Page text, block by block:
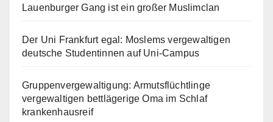
Lauenburger Gang ist ein großer Muslimclan
Der Uni Frankfurt egal: Moslems vergewaltigen
deutsche Studentinnen auf Uni-Campus
Gruppenvergewaltigung: Armutsflüchtlinge
vergewaltigen bettlägerige Oma im Schlaf
krankenhausreif